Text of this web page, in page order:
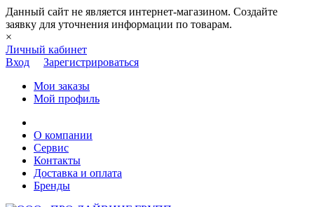
Данный сайт не является интернет-магазином. Создайте
заявку для уточнения информации по товарам.
×
Личный кабинет
Вход
Зарегистрироваться
Мои заказы
Мой профиль
О компании
Сервис
Контакты
Доставка и оплата
Бренды